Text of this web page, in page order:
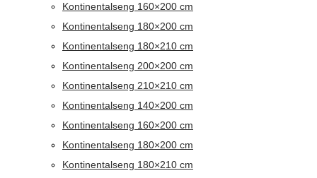
Kontinentalseng 160×200 cm
Kontinentalseng 180×200 cm
Kontinentalseng 180×210 cm
Kontinentalseng 200×200 cm
Kontinentalseng 210×210 cm
Kontinentalseng 140×200 cm
Kontinentalseng 160×200 cm
Kontinentalseng 180×200 cm
Kontinentalseng 180×210 cm